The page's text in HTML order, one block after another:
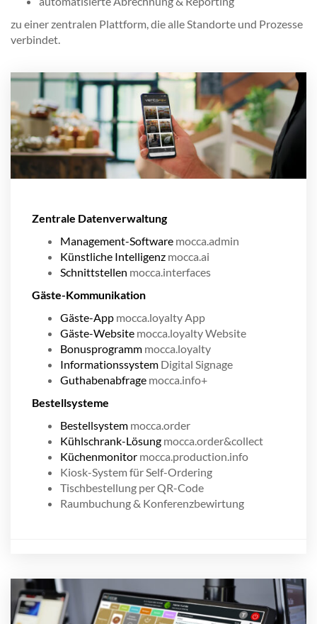
zu einer zentralen Plattform, die alle Standorte und Prozesse
verbindet.
Zentrale Datenverwaltung
Management-Software mocca.admin
Künstliche Intelligenz mocca.ai
Schnittstellen mocca.interfaces
Gäste-Kommunikation
Gäste-App mocca.loyalty App
Gäste-Website mocca.loyalty Website
Bonusprogramm mocca.loyalty
Informationssystem Digital Signage
Guthabenabfrage mocca.info+
Bestellsysteme
Bestellsystem mocca.order
Kühlschrank-Lösung mocca.order&collect
Küchenmonitor mocca.production.info
Kiosk-System für Self-Ordering
Tischbestellung per QR-Code
Raumbuchung & Konferenzbewirtung